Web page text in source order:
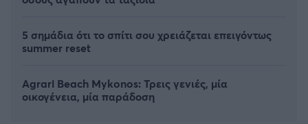
5 σημάδια ότι το σπίτι σου χρειάζεται επειγόντως
summer reset
Agrari Beach Mykonos: Τρεις γενιές, μία
οικογένεια, μία παράδοση